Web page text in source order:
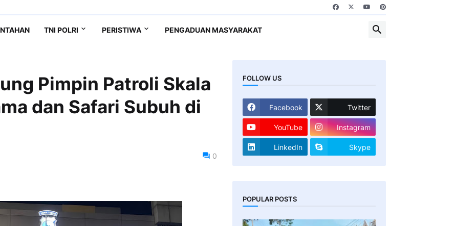
TNI POLRI PERISTIWA PENGADUAN MASYARAKAT
Pimpin Patroli Skala
dan Safari Subuh di
0
FOLLOW US
Facebook Twitter
YouTube Instagram
LinkedIn Skype
POPULAR POSTS